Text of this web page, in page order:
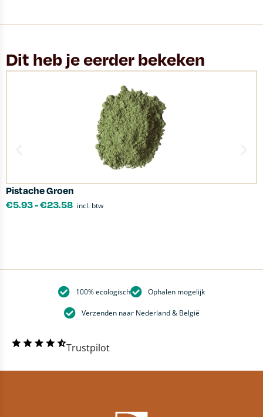
Dit heb je eerder bekeken
Pistache Groen
€5.93-€23.58 incl. btw
100% ecologisch Ophalen mogelijk
Verzenden naar Nederland & België
Trustpilot